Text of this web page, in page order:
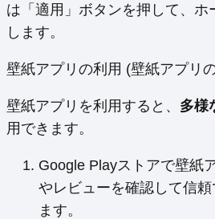
は「適用」ボタンを押して、ホ
します。
壁紙アプリの利用 (壁紙アプリ
壁紙アプリを利用すると、 多様
用できます。
Google Playストアで壁紙
やレビューを確認して信
ます。